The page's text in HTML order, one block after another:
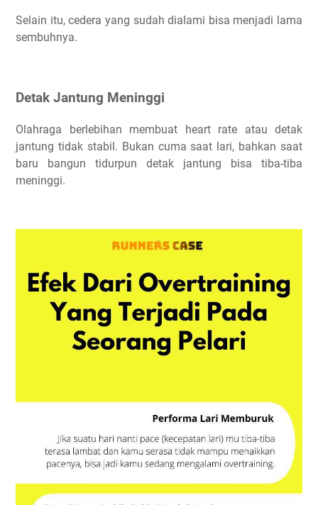
Selain itu, cedera yang sudah dialami bisa menjadi lama
sembuhnya.
Detak Jantung Meninggi
Olahraga berlebihan membuat heart rate atau detak
jantung tidak stabil. Bukan cuma saat lari, bahkan saat
baru bangun tidurpun detak jantung bisa tiba-tiba
meninggi.